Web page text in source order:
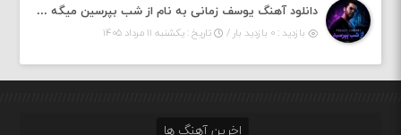
دانلود آهنگ یوسف زمانی به نام از شب بپرسین میگه چه روزگاری دارم
بازدید : ۰ بازدید بار / تاریخ : یکشنبه ۱۱ مرداد ۱۴۰۵
اخرین آهنگ ها